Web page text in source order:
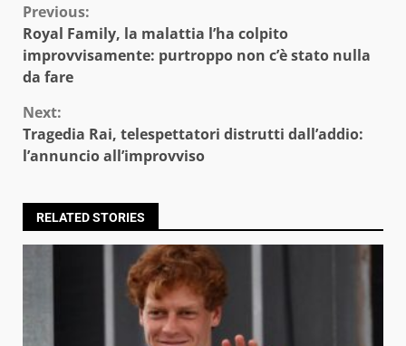
Continue
Reading
Previous:
Royal Family, la malattia l’ha colpito
improvvisamente: purtroppo non c’è stato nulla
da fare
Next:
Tragedia Rai, telespettatori distrutti dall’addio:
l’annuncio all’improvviso
RELATED STORIES